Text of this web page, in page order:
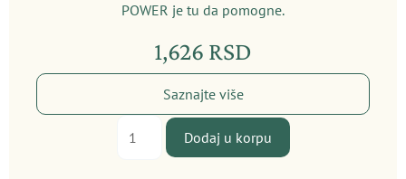
POWER je tu da pomogne.
1,626 RSD
Saznajte više
Power
Dodaj u korpu